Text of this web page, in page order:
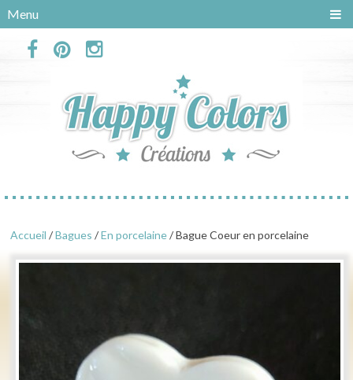
Menu
Accueil /Bagues /En porcelaine/ Bague Coeur en porcelaine
Panneau de gestion des cookies